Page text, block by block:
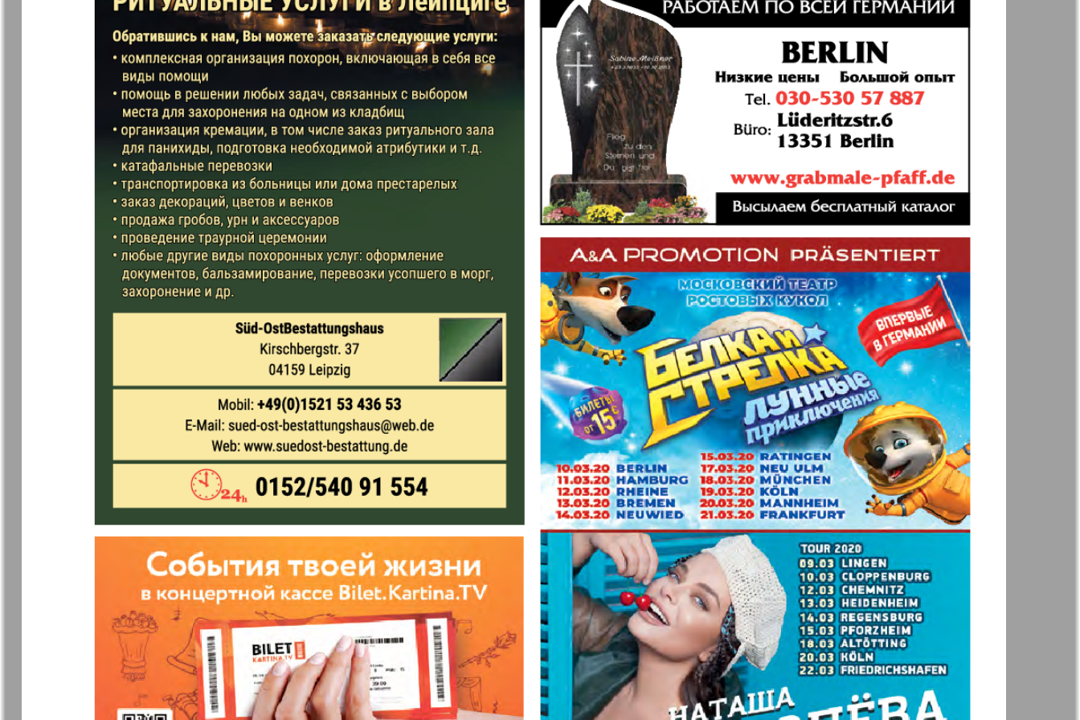
7plus7ja Avangard Aibolit Akzent Annonce
Antenne
Argumenty i fakty
Europe
Augsburg-city Afischa Augsburg Business
Business Park Sei Gesund Vascha Gaseta Westi
Wetschernaja
Gazeta
Ewiger Schatz
Wostotschnaja
Germanija
Ost-Kurier Wadim
Germania Plus Haus und Familie Hauskulinar
Domaschnij
Restaurant
Evrejskaja
Panorama
Europa Ekspress Jasmin Woman`s life
Ausländische
Aufzeichnungen
Idealnaja Firma Nachrichten BW
Izum iDEAL Karriere Katjuscha Kenguru
KP Europe
Krot in
Deutschland
Krugozor Krugozor plus!
Kulinar TV Kurorte aktuell LDK auf Russisch Life in Frankfurt М-City
Mir otdyha i
München-city
My City Frankfurt
Unsere Welt